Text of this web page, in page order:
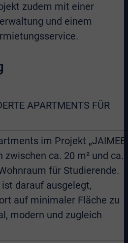
zudem mit einer
und einem
APARTMENTS FÜR
im Projekt
ca. 20 m² und ca.
für Studierende.
darauf ausgelegt,
auf minimaler Fläche zu
modern und zugleich